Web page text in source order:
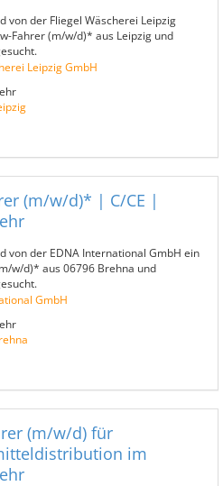
von der Fliegel Wäscherei Leipzig
Fahrer (m/w/d)* aus Leipzig und
Leipzig GmbH
(m/w/d)* | C/CE |
von der EDNA International GmbH ein
w/d)* aus 06796 Brehna und
GmbH
(m/w/d) für
im